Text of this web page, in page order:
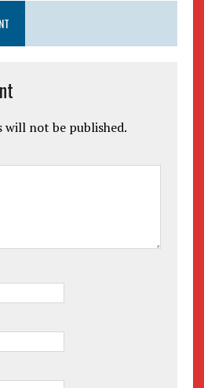
will not be published.